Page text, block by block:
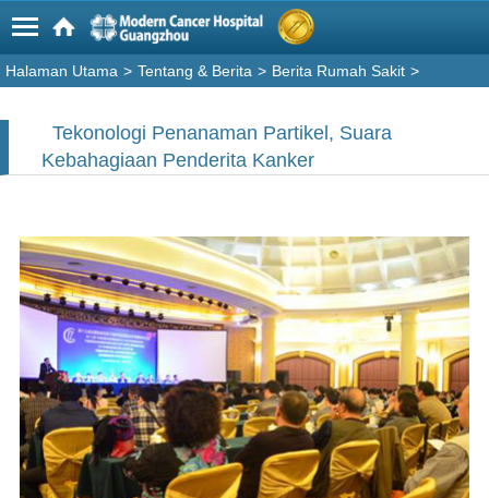
Halaman Utama > Tentang & Berita > Berita Rumah Sakit >
Tekonologi Penanaman Partikel, Suara
Kebahagiaan Penderita Kanker